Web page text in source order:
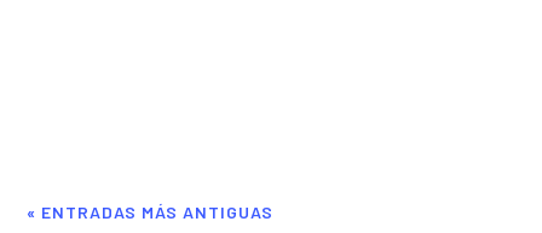
« ENTRADAS MÁS ANTIGUAS